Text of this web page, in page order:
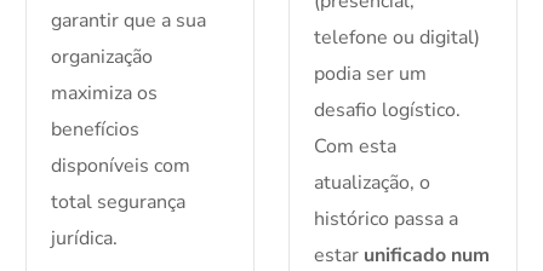
garantir que a sua
organização
maximiza os
benefícios
disponíveis com
total segurança
jurídica.
telefone ou digital)
podia ser um
desafio logístico.
Com esta
atualização, o
histórico passa a
estar unificado num